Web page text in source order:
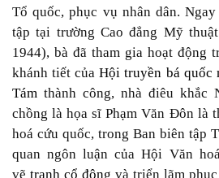
Tổ quốc, phục vụ nhân dân.
tập tại trường Cao đẳng Mỹ
1944), bà đã tham gia hoạt động
khánh tiết củaHội truyền bá quốc
Tám thành công, nhà điêu khắc
chồng là họa sĩ Phạm Văn Đôn là
hoá cứu quốc, trong Ban biên tập
quan ngôn luận của Hội Văn
vẽ tranh cổ động và triển lãm